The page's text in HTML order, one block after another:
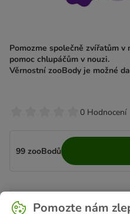
Pomozme společně zvířatům
pomoc chlupáčům v nouzi.
Věrnostní zooBody je možné
0 Hodnocení
99 zooBodů
Pomozte nám